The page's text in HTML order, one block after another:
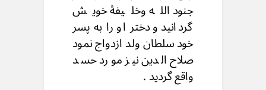
جنود الله وخلیفۀ خویش
گردانید و دختر او را به پسر
خود سلطان ولد ازدواج نمود
صلاح الدین نیز مورد حسد
واقع گردید .